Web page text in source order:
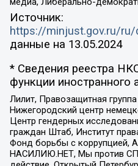
Источник:
https://minjust.gov.ru/
данные на 13.05.2024
* Сведения реестра
функции иностранного
Лилит, Правозащитная
Нижегородский центр
Центр гендерных
граждан Штаб, Институт
Фонд борьбы с коррупцией,
НАСИЛИЮ.НЕТ, Мы против